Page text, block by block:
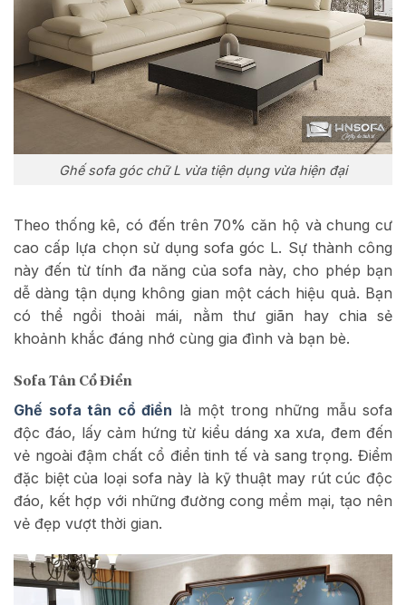
Ghế sofa góc chữ L vừa tiện dụng vừa hiện đại
Theo thống kê, có đến trên 70% căn hộ và chung cư
cao cấp lựa chọn sử dụng sofa góc L. Sự thành công
này đến từ tính đa năng của sofa này, cho phép bạn
dễ dàng tận dụng không gian một cách hiệu quả. Bạn
có thể ngồi thoải mái, nằm thư giãn hay chia sẻ
khoảnh khắc đáng nhớ cùng gia đình và bạn bè.
Sofa Tân Cổ Điển
Ghế sofa tân cổ điển là một trong những mẫu sofa
độc đáo, lấy cảm hứng từ kiểu dáng xa xưa, đem đến
vẻ ngoài đậm chất cổ điển tinh tế và sang trọng. Điểm
đặc biệt của loại sofa này là kỹ thuật may rút cúc độc
đáo, kết hợp với những đường cong mềm mại, tạo nên
vẻ đẹp vượt thời gian.